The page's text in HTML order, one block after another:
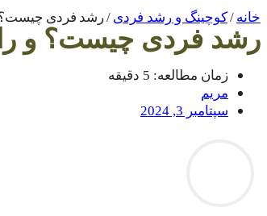
خانه /کوچینگ و رشد فردی /رشد فردی چیست؟
رشد فردی چیست؟ و
زمان مطالعه: 5 دقیقه
مریم
سپتامبر 3, 2024